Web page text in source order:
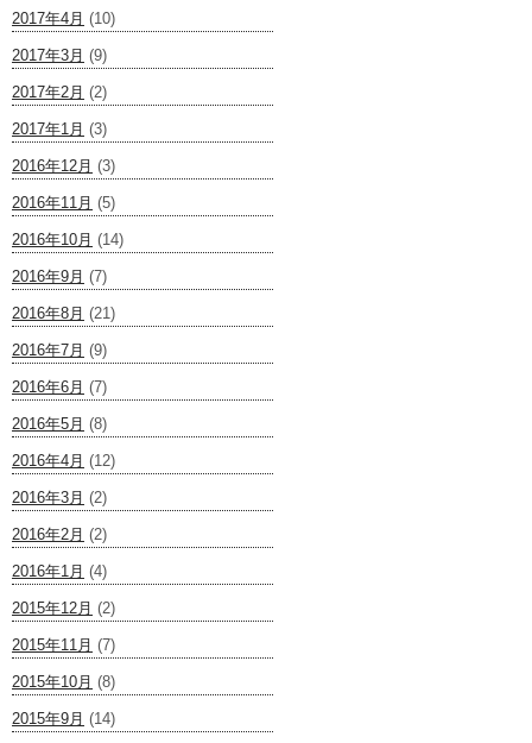
2017年4月 (10)
2017年3月 (9)
2017年2月 (2)
2017年1月 (3)
2016年12月 (3)
2016年11月 (5)
2016年10月 (14)
2016年9月 (7)
2016年8月 (21)
2016年7月 (9)
2016年6月 (7)
2016年5月 (8)
2016年4月 (12)
2016年3月 (2)
2016年2月 (2)
2016年1月 (4)
2015年12月 (2)
2015年11月 (7)
2015年10月 (8)
2015年9月 (14)